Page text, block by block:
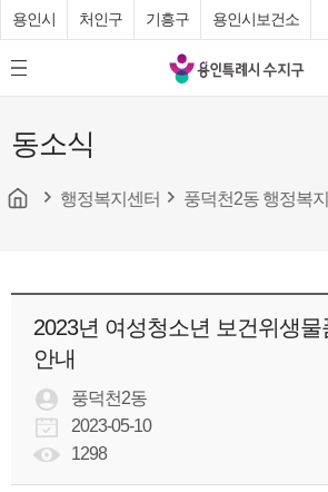
용인시 처인구 기흥구 용인시보건소
모
바
메
뉴
튼
용
인
수
청
동소식
행정복지센터 풍덕천2동 행정복
2023년 여성청소년 보건위생물
안내
풍덕천2동
2023-05-10
1298